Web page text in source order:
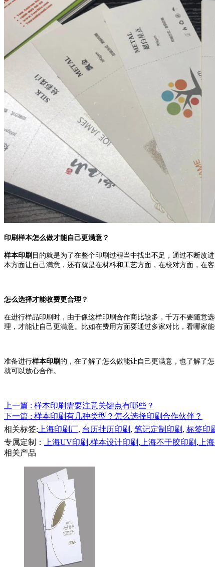
印刷样本怎么做才能自己更满意？
样本印刷 目的就是为了在整个印刷过程当中找出不足，通过不断改进
本方面让自己满意，还有就是在材料和工艺方面，在校对方面，在
怎么选择才能收费更合理？
在进行样品印刷时，由于像这样印刷合作商比较多，千万不要随意选
理，才能让自己更满意。比如在费用方面要通过多家对比，看哪
准备进行样本印刷 的， 在了解了怎么做能让自己更满意，也了解了怎
就可以放心合作。
上一篇 : 样本印刷需要注意关键点有哪些？
下一篇 : 样本印刷有几种类型？怎么选择印刷合作伙伴？
相关标签: 上海印刷厂, 台历挂历印刷 , 笔记定制印刷 , 标签印
专属定制：
上海UV印刷 ,样本设计印刷 , 上海不干胶印刷 , 上
相关产品